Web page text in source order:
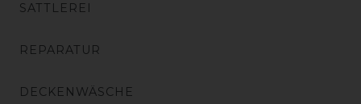
SATTLEREI
REPARATUR
DECKENWÄSCHE